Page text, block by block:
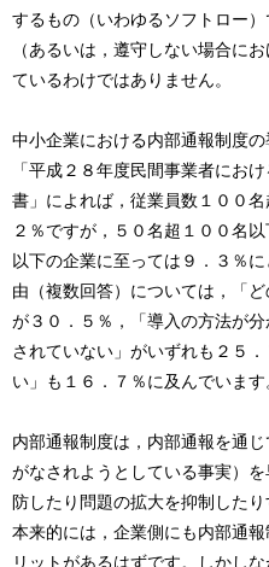
するもの（いわゆるソフトロー
（あるいは，遵守しない場合に
ているわけではありません。
中小企業における内部通報制度
「平成２８年度民間事業者にお
書」によれば，従業員数１００
２％ですが，５０名超１００名
以下の企業に至っては９．３％
由（複数回答）については，「
が３０．５％，「導入の方法が
されていない」がいずれも２５
い」も１６．７％に及んでいます
内部通報制度は，内部通報を通
がなされようとしている事実）
防したり問題の拡大を抑制した
本来的には，企業側にも内部通
リットがあるはずです。しかし